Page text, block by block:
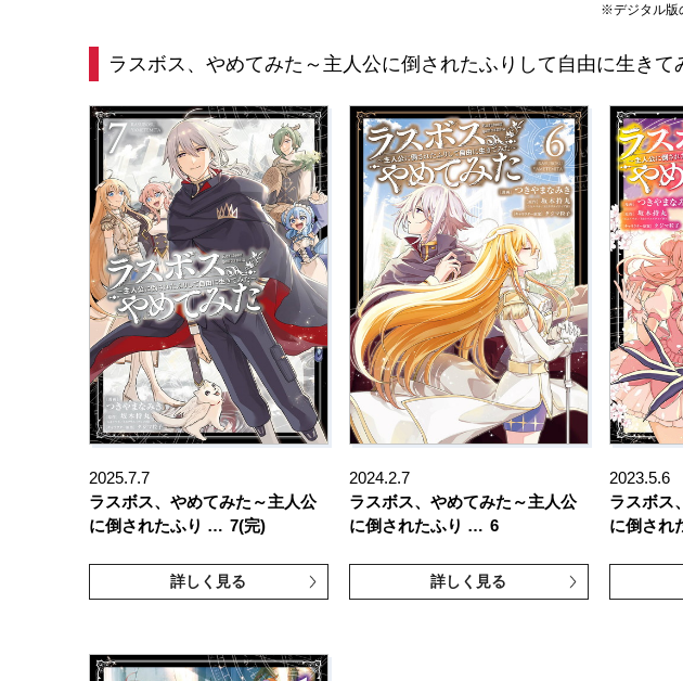
※デジタル版
ラスボス、やめてみた～主人公に倒されたふりして自由に生きて
2025.7.7
ラスボス、やめてみた～主人公
に倒されたふり … 7(完)
詳しく見る
2024.2.7
ラスボス、やめてみた～主人公
に倒されたふり … 6
詳しく見る
2023.5.6
ラスボス
に倒され